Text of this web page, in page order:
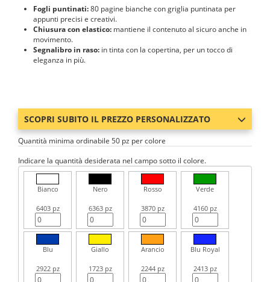
Fogli puntinati:80 pagine bianche con griglia puntinata per
appunti precisi e creativi.
Chiusura con elastico: mantiene il contenuto al sicuro anche in
movimento.
Segnalibro in raso: in tinta con la copertina, per un tocco di
eleganza in più.
SCOPRI SUBITO IL PREZZO PERSONALIZZATO
Quantità minima ordinabile 50 pz per colore
Indicare la quantità desiderata nel campo sotto il colore.
Bianco
6403 pz
Nero
6363 pz
Rosso
3870 pz
Verde
4160 pz
Blu
2922 pz
Giallo
1723 pz
Arancio
2244 pz
Blu Royal
2413 pz